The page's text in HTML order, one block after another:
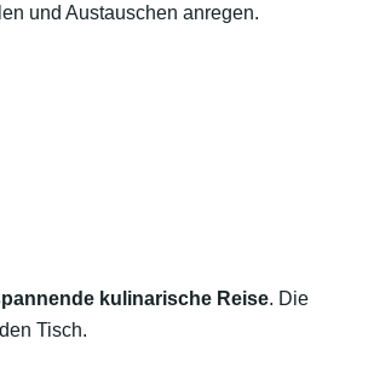
und Austauschen anregen.
kulinarische Reise. Die
Tisch.